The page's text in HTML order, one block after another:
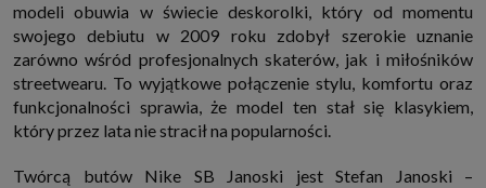
interesujesz się motoryzacją i oglądasz artykuły w biznesistyl.pl lub na
innych stronach internetowych, to możemy Ci wyświetlić reklamę
dotyczącą artykułu w serwisie biznesistyl.pl/automoto. Takie
przetwarzanie danych to realizacja naszych prawnie uzasadnionych
3. Za Twoją zgodą usługi marketingowe dostarczą Ci nasi Zaufani
Partnerzy oraz my dla podmiotów trzecich. Aby móc pokazać interesujące
Cię reklamy (np. produktu, którego możesz potrzebować) reklamodawcy i
internetowymi. Udzielenie takiej zgody jest dobrowolne, nie musisz jej
modeli obuwia w świecie deskorolki, który od momentu
swojego debiutu w 2009 roku zdobył szerokie uznanie
zarówno wśród profesjonalnych skaterów, jak i miłośników
streetwearu. To wyjątkowe połączenie stylu, komfortu oraz
funkcjonalności sprawia, że model ten stał się klasykiem,
który przez lata nie stracił na popularności.
Twórcą butów Nike SB Janoski jest Stefan Janoski –